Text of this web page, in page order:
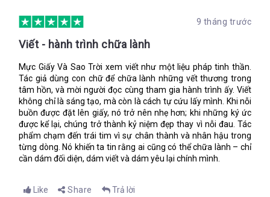
chúng tôi vào rừng để hái thuộc. Còn giờ là đến cái chết của
Cata và các người chỉ biết trốn chạy thôi. Các người chạy sang
Afrik và vứt bỏ mọi người với mớ hỗn độn mấy người gây ra.
“Isa, tớ…” Lupe đang đưa cánh tay hướng tới chỗ tôi, nhưng tôi
đá hất bụi đất vào váy nhỏ.
“Biến đi! Chẳng ai muốn các người ở đây đâu?”
Lupe nhìn tôi, mặt nhăn nhó, hàng lệ lăn dài trên má. Và rồi
nhỏ chạy vội về phía ngôi nhà của mình, chân luống cuống vấp
ngã.
9 tháng trước
Viết - hành trình chữa lành
Mực Giấy Và Sao Trời xem viết như một liệu pháp tinh thần.
Tác giả dùng con chữ để chữa lành những vết thương trong
tâm hồn, và mời người đọc cùng tham gia hành trình ấy. Viết
không chỉ là sáng tạo, mà còn là cách tự cứu lấy mình. Khi nỗi
buồn được đặt lên giấy, nó trở nên nhẹ hơn; khi những ký ức
được kể lại, chúng trở thành kỷ niệm đẹp thay vì nỗi đau. Tác
phẩm chạm đến trái tim vì sự chân thành và nhân hậu trong
từng dòng. Nó khiến ta tin rằng ai cũng có thể chữa lành – chỉ
cần dám đối diện, dám viết và dám yêu lại chính mình.
Like Share Trả lời